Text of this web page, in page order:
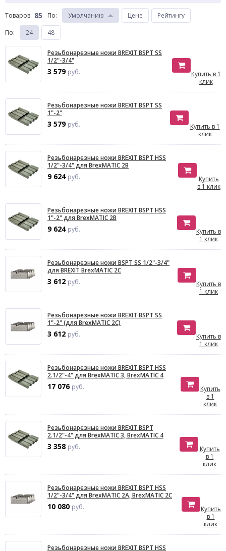
Товаров: 85 По: Умолчанию Цене
Рейтингу
По: 24 48
Резьбонарезные ножи BREXIT BSPT SS
1/2"-3/4"
3 579 руб.
Купить в 1
клик
Резьбонарезные ножи BREXIT BSPT SS
1"-2"
3 579 руб.
Купить в 1
клик
Резьбонарезные ножи BREXIT BSPT HSS
1/2"-3/4" для BrexMATIC 2B
9 624 руб.
Купить
в 1 клик
Резьбонарезные ножи BREXIT BSPT HSS
1"-2" для BrexMATIC 2B
9 624 руб.
Купить в
1 клик
Резьбонарезные ножи BSPT SS 1/2"-3/4"
для BREXIT BrexMATIC 2C
3 612 руб.
Купить в
1 клик
Резьбонарезные ножи BREXIT BSPT SS
1"-2" (для BrexMATIC 2C)
3 612 руб.
Купить в
1 клик
Резьбонарезные ножи BREXIT BSPT HSS
2.1/2"-4" для BrexMATIC 3, BrexMATIC 4
17 076 руб.
Купить
в 1
клик
Резьбонарезные ножи BREXIT BSPT
2.1/2"-4" для BrexMATIC 3, BrexMATIC 4
3 358 руб.
Купить
в 1
клик
Резьбонарезные ножи BREXIT BSPT HSS
1/2"-3/4" для BrexMATIC 2A, BrexMATIC 2C
10 080 руб.
Купить
в 1
клик
Резьбонарезные ножи BREXIT BSPT HSS